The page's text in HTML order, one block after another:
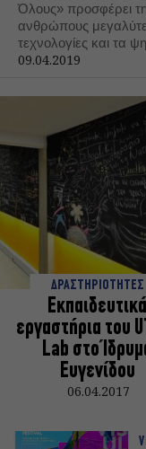
Όλους» προσφέρει
ανθρώπους
τεχνολογίες και τα
09.04.2019
ΔΡΑΣΤΗΡΙΟΤΗΤΕΣ
Εκπαιδευτικά
εργαστήρια του
Lab στο
Ευγενίδου
06.04.2017